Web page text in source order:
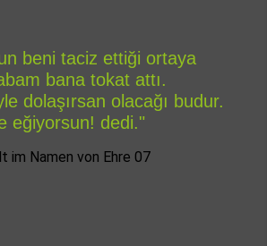
beni taciz ettiği ortaya
bana tokat attı.
dolaşırsan olacağı budur.
eğiyorsun! dedi."